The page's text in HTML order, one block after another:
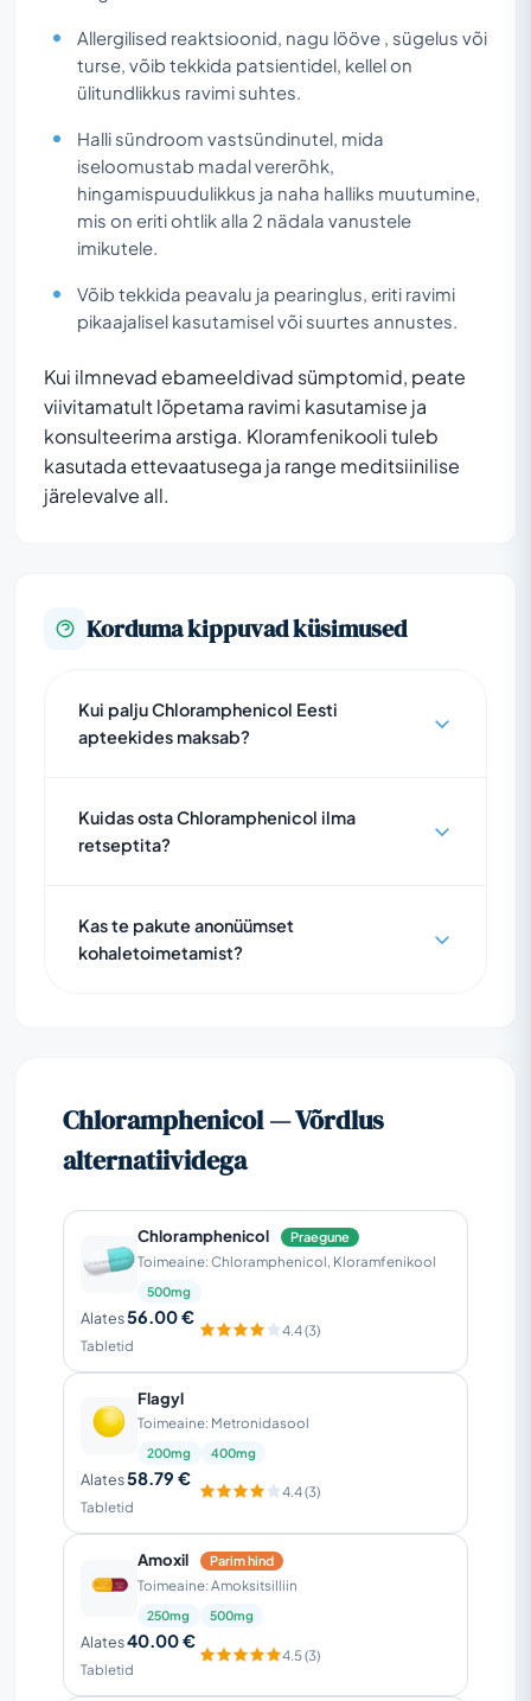
Allergilised reaktsioonid, nagu lööve , sügelus või
turse, võib tekkida patsientidel, kellel on
ülitundlikkus ravimi suhtes.
Halli sündroom vastsündinutel, mida
iseloomustab madal vererõhk,
hingamispuudulikkus ja naha halliks muutumine,
mis on eriti ohtlik alla 2 nädala vanustele
imikutele.
Võib tekkida peavalu ja pearinglus, eriti ravimi
pikaajalisel kasutamisel või suurtes annustes.
Kui ilmnevad ebameeldivad sümptomid, peate
viivitamatult lõpetama ravimi kasutamise ja
konsulteerima arstiga. Kloramfenikooli tuleb
kasutada ettevaatusega ja range meditsiinilise
järelevalve all.
Korduma kippuvad küsimused
Kui palju Chloramphenicol Eesti
apteekides maksab?
Kuidas osta Chloramphenicol ilma
retseptita?
Kas te pakute anonüümset
kohaletoimetamist?
Chloramphenicol — Võrdlus
alternatiividega
Chloramphenicol Praegune
Toimeaine: Chloramphenicol, Kloramfenikool
500mg
Alates56.00 €
Tabletid
4.4 (3)
Flagyl
Toimeaine: Metronidasool
200mg 400mg
Alates58.79 €
Tabletid
4.4 (3)
Amoxil Parim hind
Toimeaine: Amoksitsilliin
250mg 500mg
Alates40.00 €
Tabletid
4.5 (3)